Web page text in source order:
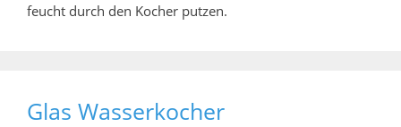
feucht durch den Kocher putzen.
Glas Wasserkocher